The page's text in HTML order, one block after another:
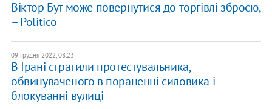
Віктор Бут може повернутися до торгівлі зброєю,
– Politico
09 грудня 2022, 08:23
В Ірані стратили протестувальника,
обвинуваченого в пораненні силовика і
блокуванні вулиці